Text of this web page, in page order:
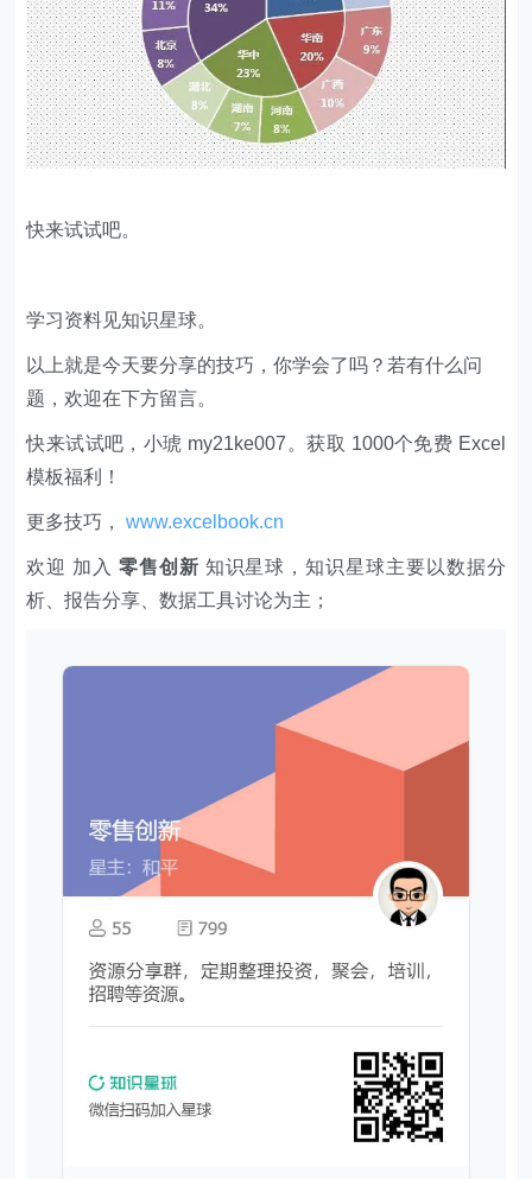
快来试试吧。
学习资料见知识星球。
以上就是今天要分享的技巧，你学会了吗？若有什么问
题，欢迎在下方留言。
快来试试吧，小琥 my21ke007。获取 1000个免费 Excel
模板福利​​​​！
更多技巧，www.excelbook.cn
欢迎 加入 零售创新 知识星球，知识星球主要以数据分
析、报告分享、数据工具讨论为主；